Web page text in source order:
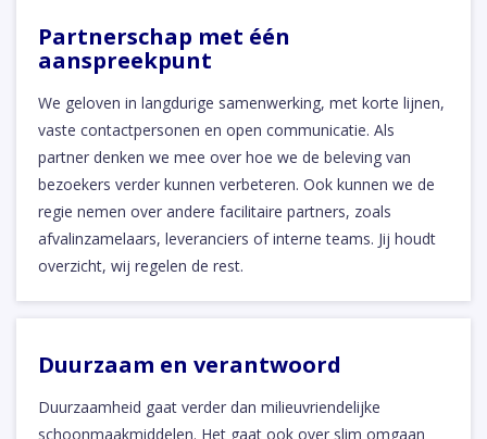
Partnerschap met één
aanspreekpunt
We geloven in langdurige samenwerking, met korte lijnen,
vaste contactpersonen en open communicatie. Als
partner denken we mee over hoe we de beleving van
bezoekers verder kunnen verbeteren. Ook kunnen we de
regie nemen over andere facilitaire partners, zoals
afvalinzamelaars, leveranciers of interne teams. Jij houdt
overzicht, wij regelen de rest.
Duurzaam en verantwoord
Duurzaamheid gaat verder dan milieuvriendelijke
schoonmaakmiddelen. Het gaat ook over slim omgaan